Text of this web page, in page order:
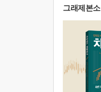
그래제본소